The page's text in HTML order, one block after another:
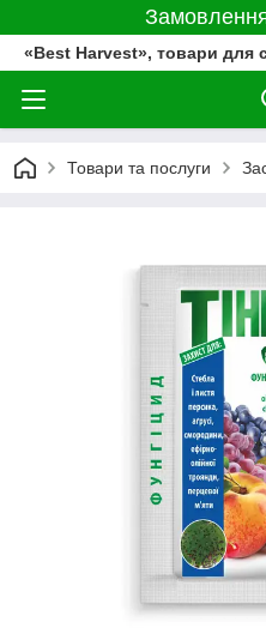
«Best Harvest», товари для
Товари та послуги